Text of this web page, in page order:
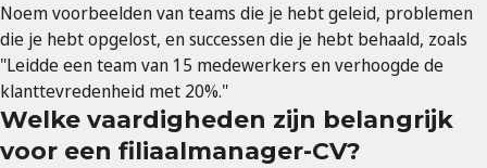
Noem voorbeelden van teams die je hebt geleid, problemen
die je hebt opgelost, en successen die je hebt behaald, zoals
"Leidde een team van 15 medewerkers en verhoogde de
klanttevredenheid met 20%."
Welke vaardigheden zijn belangrijk
voor een filiaalmanager-CV?